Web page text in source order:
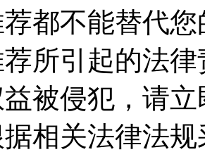
都不能替代
所引起的法
被侵犯，请
相关法律法